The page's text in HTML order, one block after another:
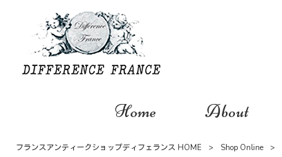
Home About
フランスアンティークショップディフェランス HOME > Shop Online >